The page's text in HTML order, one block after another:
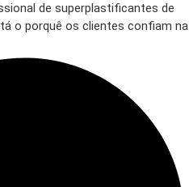
de superplastificantes de
o porquê os clientes confiam na